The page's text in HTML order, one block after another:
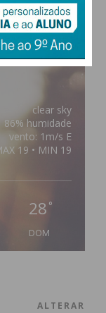
clear sky
86% humidade
vento: 1m/s E
19 • MIN 19
28 °
DOM
ALTERAR